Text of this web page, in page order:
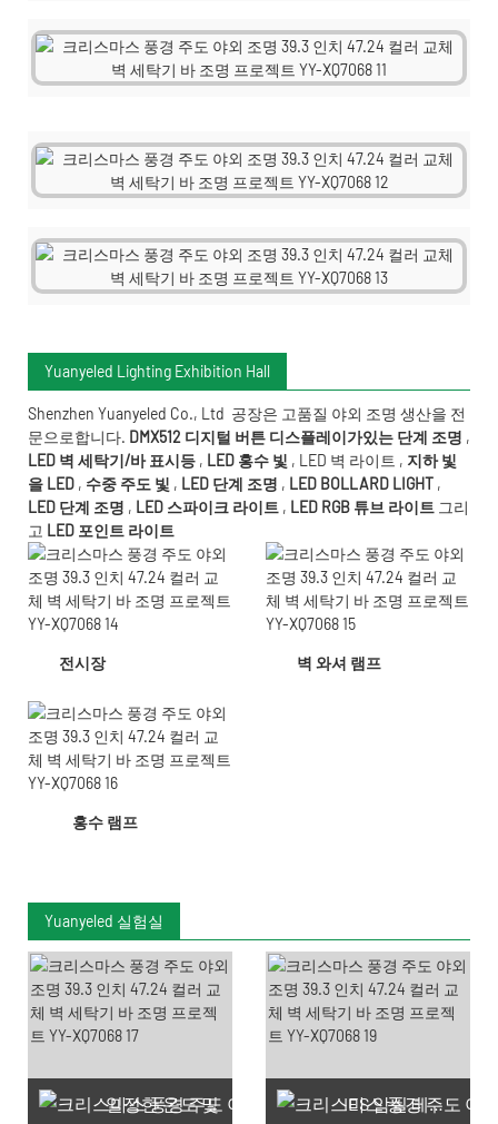
Yuanyeled Lighting Exhibition Hall
Shenzhen Yuanyeled Co., Ltd 공장은 고품질 야외 조명 생산을 전
문으로합니다. DMX512 디지털 버튼 디스플레이가있는 단계 조명 ,
LED 벽 세탁기/바 표시등 , LED 홍수 빛 , LED 벽 라이트 , 지하 빛
을 LED , 수중 주도 빛 , LED 단계 조명 , LED BOLLARD LIGHT ,
LED 단계 조명 , LED 스파이크 라이트 , LED RGB 튜브 라이트 그리
고 LED 포인트 라이트
전시장 벽 와셔 램프
홍수 램프
Yuanyeled 실험실
일정한 온도 및
IES 암실 테스트